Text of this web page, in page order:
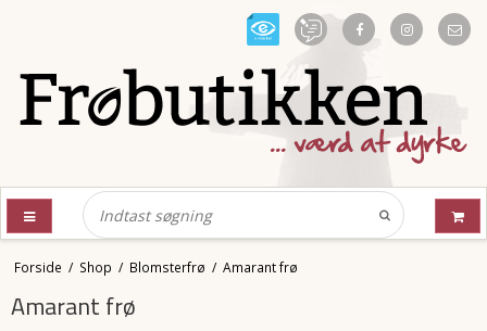
Forside / Shop / Blomsterfrø / Amarant frø
Amarant frø